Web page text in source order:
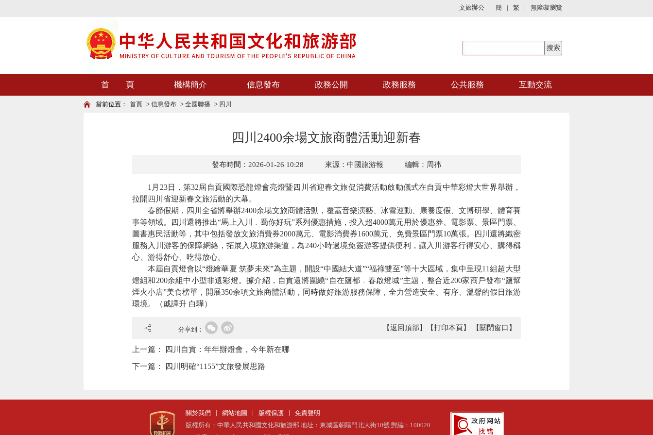
文旅辦公 | 簡 | 繁 | 無障礙瀏覽
首 頁 機構簡介 信息發布 政務公開 政務服務 公共服務 互動交流
當前位置： 首頁 > 信息發布 > 全國聯播 > 四川
四川2400余場文旅商體活動迎新春
發布時間：2026-01-26 10:28 來源：中國旅游報 編輯：周祎
1月23日，第32屆自貢國際恐龍燈會亮燈暨四川省迎春文旅促消費活動啟動儀式在自貢中華彩燈大世界舉辦，
拉開四川省迎新春文旅活動的大幕。
春節假期，四川全省將舉辦2400余場文旅商體活動，覆蓋音樂演藝、冰雪運動、康養度假、文博研學、體育賽
事等領域。四川還將推出“馬上入川﹒蜀你好玩”系列優惠措施，投入超4000萬元用於優惠券、電影票、景區門票、
圖書惠民活動等，其中包括發放文旅消費券2000萬元、電影消費券1600萬元、免費景區門票10萬張。四川還將織密
服務入川游客的保障網絡，拓展入境旅游渠道，為240小時過境免簽游客提供便利，讓入川游客行得安心、購得稱
心、游得舒心、吃得放心。
本屆自貢燈會以“燈繪華夏 筑夢未來”為主題，開設“中國結大道”“福祿雙至”等十大區域，集中呈現11組超大型
燈組和200余組中小型非遺彩燈。據介紹，自貢還將圍繞“自在鹽都﹒春啟燈城”主題，整合近200家商戶發布“鹽幫
煙火小店”美食榜單，開展350余項文旅商體活動，同時做好旅游服務保障，全力營造安全、有序、溫馨的假日旅游
環境。
（戚譯升 白驊）
分享到： 【返回頂部】 【打印本頁】 【關閉窗口】
上一篇： 四川自貢：年年辦燈會，今年新在哪
下一篇： 四川明確“1155”文旅發展思路